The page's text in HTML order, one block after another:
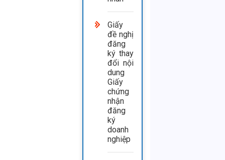
Giấy
đề nghị
đăng
ký thay
đổi nội
dung
Giấy
chứng
nhận
đăng
ký
doanh
nghiệp